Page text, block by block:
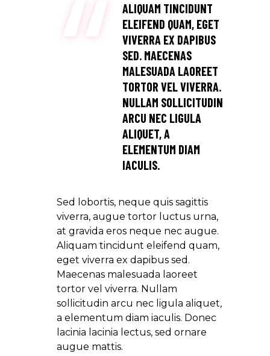
ALIQUAM TINCIDUNT
ELEIFEND QUAM, EGET
VIVERRA EX DAPIBUS
SED. MAECENAS
MALESUADA LAOREET
TORTOR VEL VIVERRA.
NULLAM SOLLICITUDIN
ARCU NEC LIGULA
ALIQUET, A
ELEMENTUM DIAM
IACULIS.
Sed lobortis, neque quis sagittis
viverra, augue tortor luctus urna,
at gravida eros neque nec augue.
Aliquam tincidunt eleifend quam,
eget viverra ex dapibus sed.
Maecenas malesuada laoreet
tortor vel viverra. Nullam
sollicitudin arcu nec ligula aliquet,
a elementum diam iaculis. Donec
lacinia lacinia lectus, sed ornare
augue mattis.